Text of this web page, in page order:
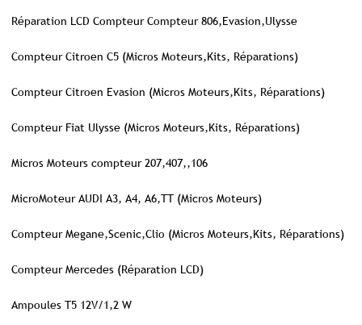
Réparation LCD Compteur Compteur 806,Evasion,Ulysse
Compteur Citroen C5 (Micros Moteurs,Kits, Réparations)
Compteur Citroen Evasion (Micros Moteurs,Kits, Réparations)
Compteur Fiat Ulysse (Micros Moteurs,Kits, Réparations)
Micros Moteurs compteur 207,407,,106
MicroMoteur AUDI A3, A4, A6,TT (Micros Moteurs)
Compteur Megane,Scenic,Clio (Micros Moteurs,Kits, Réparations)
Compteur Mercedes (Réparation LCD)
Ampoules T5 12V/1,2 W